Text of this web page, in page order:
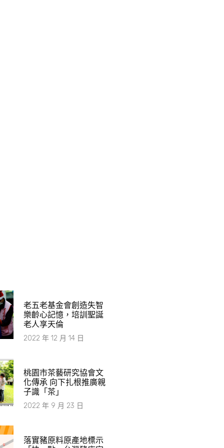
老五老基金會創造失智
樂齡心記憶，培訓聖誕
老人享天倫
2022 年 12 月 14 日
桃園市茶藝研究協會文
化傳承 向下扎根推廣親
子識「茶」
2022 年 9 月 23 日
落實豬原料原產地標示